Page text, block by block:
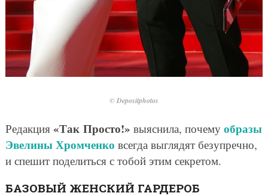
© Depositphotos
Редакция «Так Просто!» выяснила, почему образы
Эвелины Хромченко всегда выглядят безупречно,
и спешит поделиться с тобой этим секретом.
БАЗОВЫЙ ЖЕНСКИЙ ГАРДЕРОБ